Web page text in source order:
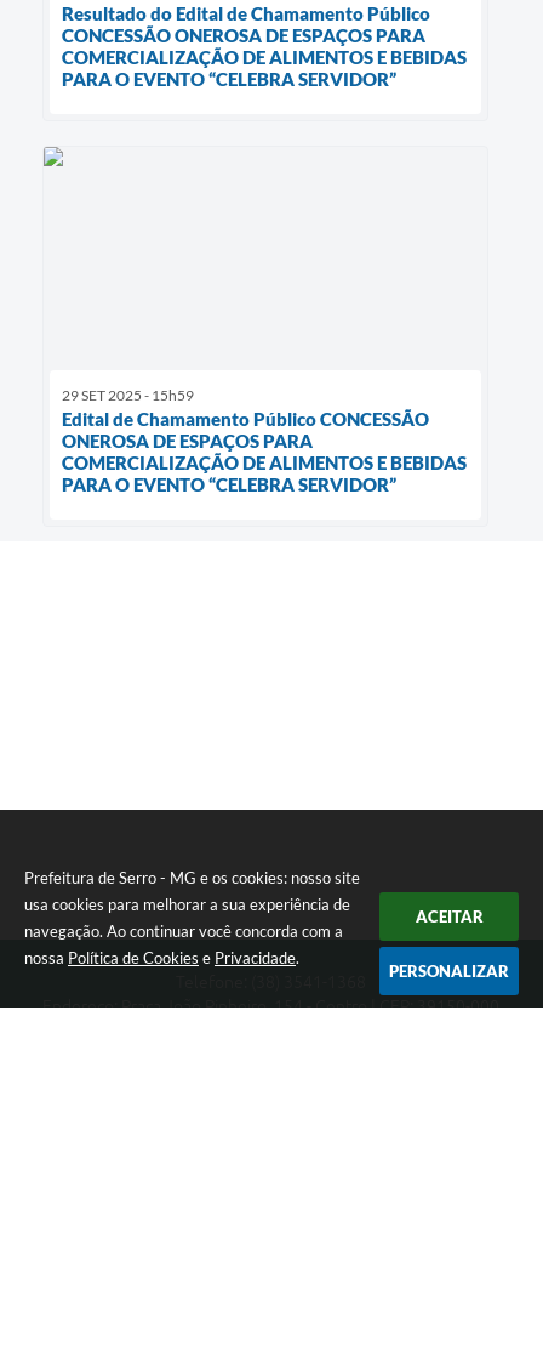
Prefeitura de Serro - MG e os cookies: nosso site
usa cookies para melhorar a sua experiência de
navegação. Ao continuar você concorda com a
nossa Política de Cookies e Privacidade.
ACEITAR
PERSONALIZAR
Resultado do Edital de Chamamento Público
CONCESSÃO ONEROSA DE ESPAÇOS PARA
COMERCIALIZAÇÃO DE ALIMENTOS E BEBIDAS
PARA O EVENTO “CELEBRA SERVIDOR”
29 SET 2025 - 15h59
Edital de Chamamento Público CONCESSÃO
ONEROSA DE ESPAÇOS PARA
COMERCIALIZAÇÃO DE ALIMENTOS E BEBIDAS
PARA O EVENTO “CELEBRA SERVIDOR”
Endereço: Praça João Pinheiro, 154 - Centro | CEP: 39150-000